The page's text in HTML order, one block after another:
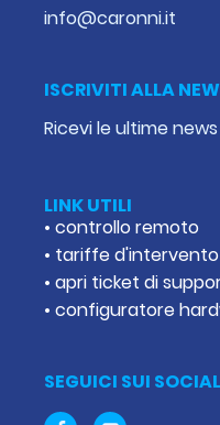
info@caronni.it
ISCRIVITI ALLA
Ricevi le ultime
LINK UTILI
• controllo remoto
• tariffe d'intervento
• apri ticket di
• configuratore
SEGUICI SUI SOCIAL